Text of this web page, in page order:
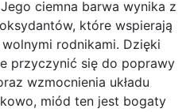
ciemna barwa wynika z
które wspierają
rodnikami. Dzięki
przyczynić się do poprawy
wzmocnienia układu
miód ten jest bogaty